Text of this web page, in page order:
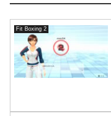
Fit Boxing 2